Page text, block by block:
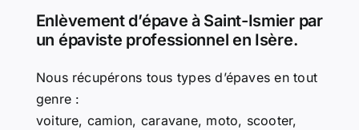
Enlèvement d’épave à Saint-Ismier par
un épaviste professionnel en Isère.
Nous récupérons tous types d’épaves en tout
genre :
voiture, camion, caravane, moto, scooter,